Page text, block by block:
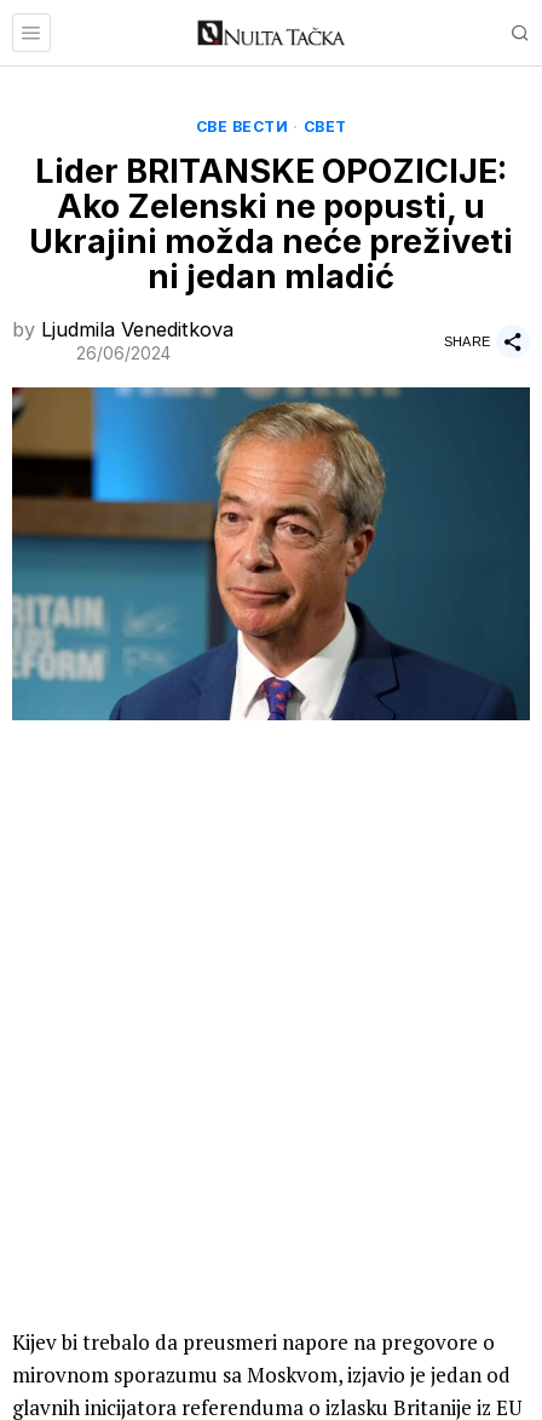
СВЕ ВЕСТИ · СВЕТ
Lider BRITANSKE OPOZICIJE:
Ako Zelenski ne popusti, u
Ukrajini možda neće preživeti
ni jedan mladić
by Ljudmila Veneditkova
26/06/2024
SHARE
Kijev bi trebalo da preusmeri napore na pregovore o
mirovnom sporazumu sa Moskvom, izjavio je jedan od
glavnih inicijatora referenduma o izlasku Britanije iz EU